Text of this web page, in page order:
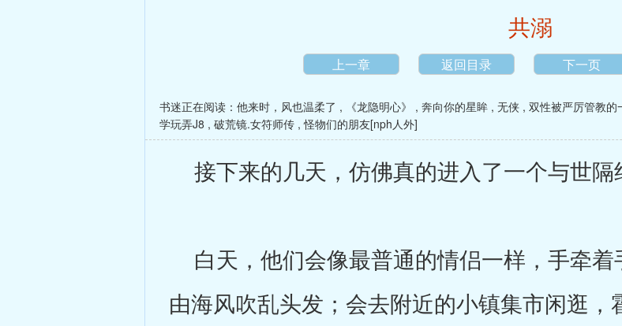
共溺
上一章 返回目录 下一页
书迷正在阅读： 他来时，风也温柔了 , 《龙隐明心》 , 奔向你的星眸 , 无侠 , 双性被严厉管教的
学玩弄J8 , 破荒镜.女符师传 ,怪物们的朋友[nph人外]
接下来的几天，仿佛真的进入了一个与世隔
白天，他们会像最普通的情侣一样，手牵
由海风吹乱头发；会去附近的小镇集市闲逛